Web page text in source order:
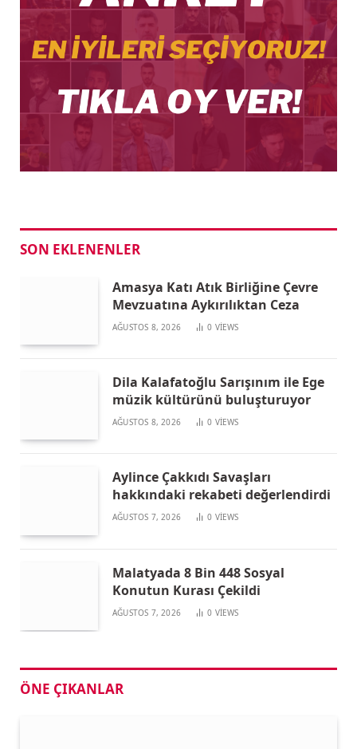
SON EKLENENLER
Amasya Katı Atık Birliğine Çevre
Mevzuatına Aykırılıktan Ceza
AĞUSTOS 8, 2026 0 VIEWS
Dila Kalafatoğlu Sarışınım ile Ege
müzik kültürünü buluşturuyor
AĞUSTOS 8, 2026 0 VIEWS
Aylince Çakkıdı Savaşları
hakkındaki rekabeti değerlendirdi
AĞUSTOS 7, 2026 0 VIEWS
Malatyada 8 Bin 448 Sosyal
Konutun Kurası Çekildi
AĞUSTOS 7, 2026 0 VIEWS
ÖNE ÇIKANLAR